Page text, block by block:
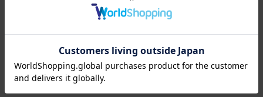
木材はレッドオーク、ホワイトオーク、ブラックチェリー、ウォー
張り地もいろいろと用意されており、お好みにアレンジできます。
余分な主張はせず、それでいて存在感のあるモノ。
新しさを求めるものでなく、古さを感じさせないモノつくり。
ナチュラルな素材を、機械と手仕事をあわせた確かな技術で加工
スペック
[幅(W)]
100-120cm